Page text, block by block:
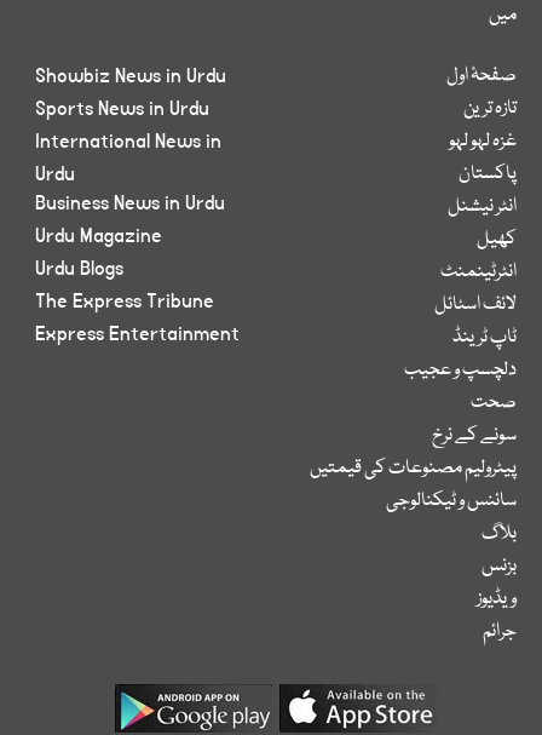
میں
صفحۂ اول
تازہ ترین
غزہ لہو لہو
پاکستان
انٹر نیشنل
کھیل
انٹرٹینمنٹ
لائف اسٹائل
ٹاپ ٹرینڈ
دلچسپ و عجیب
صحت
سونے کے نرخ
پیٹرولیم مصنوعات کی قیمتیں
سائنس و ٹیکنالوجی
بلاگ
بزنس
ویڈیوز
جرائم
Showbiz News in Urdu
Sports News in Urdu
International News in
Urdu
Business News in Urdu
Urdu Magazine
Urdu Blogs
The Express Tribune
Express Entertainment